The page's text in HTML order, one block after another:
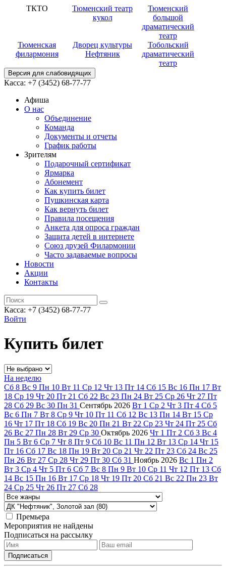
ТКТО
Тюменский театр
кукол
Тюменский
большой
драматический
театр
Тюменская
филармония
Дворец культуры
Нефтяник
Тобольский
драматический
театр
Версия для слабовидящих
Касса: +7 (3452) 68-77-77
Афиша
О нас
Объединение
Команда
Документы и отчеты
График работы
Зрителям
Подарочный сертификат
Ярмарка
Абонемент
Как купить билет
Пушкинская карта
Как вернуть билет
Правила посещения
Анкета для опроса граждан
Защита детей в интернете
Союз друзей Филармонии
Часто задаваемые вопросы
Новости
Акции
Контакты
Касса: +7 (3452) 68-77-77
Войти
Купить билет
На неделю
Сб 8 Вс 9 Пн 10 Вт 11 Ср 12 Чт 13 Пт 14 Сб 15 Вс 16 Пн 17 Вт
18 Ср 19 Чт 20 Пт 21 Сб 22 Вс 23 Пн 24 Вт 25 Ср 26 Чт 27 Пт
28 Сб 29 Вс 30 Пн 31 Сентябрь 2026 Вт 1 Ср 2 Чт 3 Пт 4 Сб 5
Вс 6 Пн 7 Вт 8 Ср 9 Чт 10 Пт 11 Сб 12 Вс 13 Пн 14 Вт 15 Ср
16 Чт 17 Пт 18 Сб 19 Вс 20 Пн 21 Вт 22 Ср 23 Чт 24 Пт 25 Сб
26 Вс 27 Пн 28 Вт 29 Ср 30 Октябрь 2026 Чт 1 Пт 2 Сб 3 Вс 4
Пн 5 Вт 6 Ср 7 Чт 8 Пт 9 Сб 10 Вс 11 Пн 12 Вт 13 Ср 14 Чт 15
Пт 16 Сб 17 Вс 18 Пн 19 Вт 20 Ср 21 Чт 22 Пт 23 Сб 24 Вс 25
Пн 26 Вт 27 Ср 28 Чт 29 Пт 30 Сб 31 Ноябрь 2026 Вс 1 Пн 2
Вт 3 Ср 4 Чт 5 Пт 6 Сб 7 Вс 8 Пн 9 Вт 10 Ср 11 Чт 12 Пт 13 Сб
14 Вс 15 Пн 16 Вт 17 Ср 18 Чт 19 Пт 20 Сб 21 Вс 22 Пн 23 Вт
24 Ср 25 Чт 26 Пт 27 Сб 28
Премьера
Мероприятия не найдены
Подписаться на рассылку